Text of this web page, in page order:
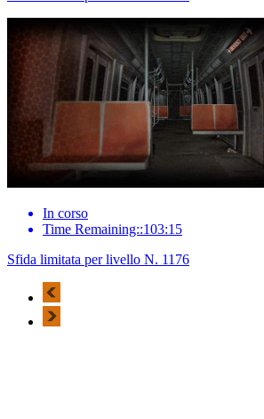
In corso
Time Remaining::103:15
Sfida limitata per livello N. 1176